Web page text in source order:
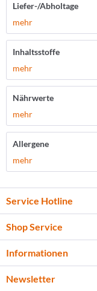
Liefer-/Abholtage
mehr
Inhaltsstoffe
mehr
Nährwerte
mehr
Allergene
mehr
Service Hotline
Shop Service
Informationen
Newsletter